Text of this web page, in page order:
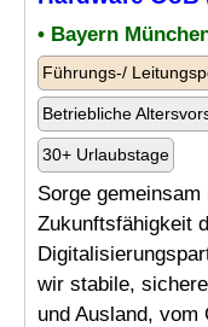
• Bayern
Führungs-/
Betriebliche
30+ Urlaubstage
Sorge
Zukunftsfähigkeit
wir stabile,
und Ausland, vom